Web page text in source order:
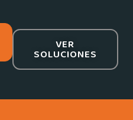
VER
SOLUCIONES